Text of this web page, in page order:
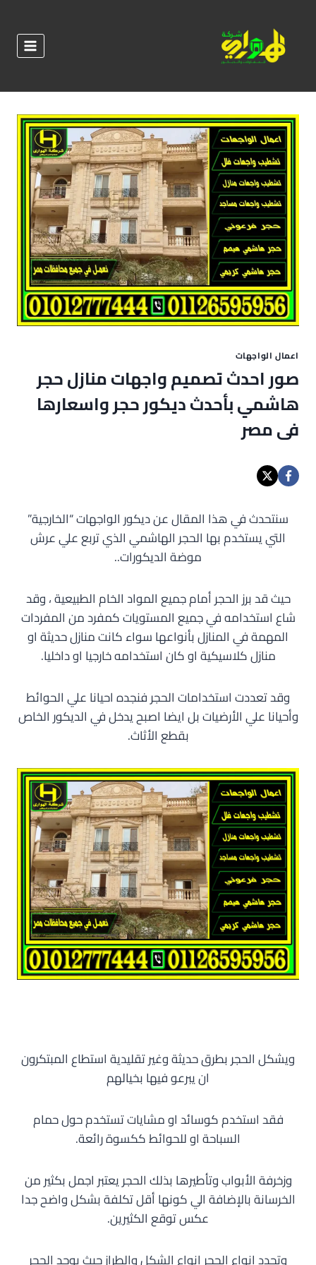
المحتوى
اعمال الواجهات
صور احدث تصميم واجهات منازل حجر
هاشمي بأحدث ديكور حجر واسعارها
فى مصر
سنتحدث في هذا المقال عن ديكور الواجهات “الخارجية”
التي يستخدم بها الحجر الهاشمي الذي تربع علي عرش
موضة الديكورات..
حيث قد برز الحجر أمام جميع المواد الخام الطبيعية ، وقد
شاع استخدامه في جميع المستويات كمفرد من المفردات
المهمة في المنازل بأنواعها سواء كانت منازل حديثة او
منازل كلاسيكية او كان استخدامه خارجيا او داخليا.
وقد تعددت استخدامات الحجر فنجده احيانا علي الحوائط
وأحيانا علي الأرضيات بل ايضا اصبح يدخل في الديكور الخاص
بقطع الأثاث.
ويشكل الحجر بطرق حديثة وغير تقليدية استطاع المبتكرون
ان يبرعو فيها بخيالهم
فقد استخدم كوسائد او مشايات تستخدم حول حمام
السباحة او للحوائط ككسوة رائعة.
وزخرفة الأبواب وتأطيرها بذلك الحجر يعتبر اجمل بكثير من
الخرسانة بالإضافة الي كونها أقل تكلفة بشكل واضح جدا
عكس توقع الكثيرين.
وتحدد انواع الححر انواع الشكل والطراز حيث يوجد الحجر